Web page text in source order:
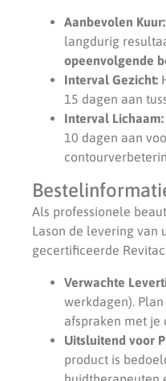
Aanbevolen Kuur:
langdurig
opeenvolgende
Interval Gezicht:
15 dagen aan
Interval Lichaam:
10 dagen aan
Als professionele
Lason de levering van
gecertificeerde
Verwachte
werkdagen).
afspraken met je
Uitsluitend voor
product is